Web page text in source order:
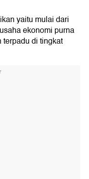
yaitu mulai dari
ekonomi purna
di tingkat